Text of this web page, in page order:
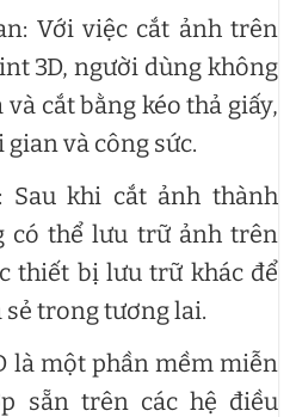
Với việc cắt ảnh trên
3D, người dùng không
cắt bằng kéo thả giấy,
và công sức.
Sau khi cắt ảnh thành
có thể lưu trữ ảnh trên
thiết bị lưu trữ khác để
sẻ trong tương lai.
là một phần mềm miễn
sẵn trên các hệ điều